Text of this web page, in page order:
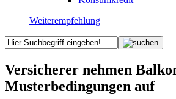
Weiterempfehlung
Versicherer nehmen
Musterbedingungen auf